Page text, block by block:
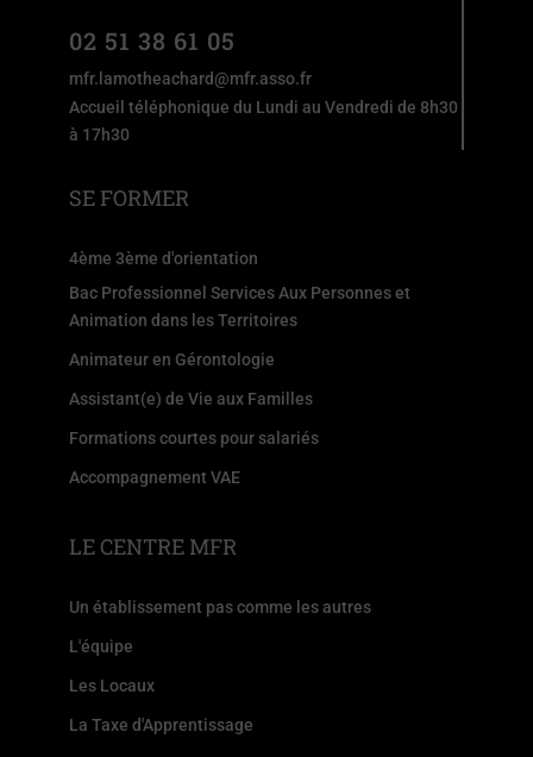
02 51 38 61 05
mfr.lamotheachard@mfr.asso.fr
Accueil téléphonique du Lundi au Vendredi de 8h30
à 17h30
SE FORMER
4ème 3ème d'orientation
Bac Professionnel Services Aux Personnes et
Animation dans les Territoires
Animateur en Gérontologie
Assistant(e) de Vie aux Familles
Formations courtes pour salariés
Accompagnement VAE
LE CENTRE MFR
Un établissement pas comme les autres
L'équipe
Les Locaux
La Taxe d'Apprentissage